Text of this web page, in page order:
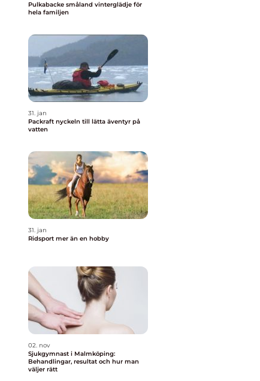
Pulkabacke småland vinterglädje för
hela familjen
31. jan
Packraft nyckeln till lätta äventyr på
vatten
31. jan
Ridsport mer än en hobby
02. nov
Sjukgymnast i Malmköping:
Behandlingar, resultat och hur man
väljer rätt